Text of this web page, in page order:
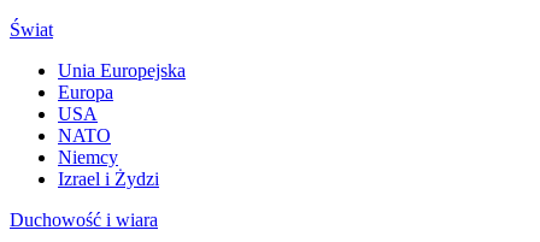
Świat
Unia Europejska
Europa
USA
NATO
Niemcy
Izrael i Żydzi
Duchowość i wiara